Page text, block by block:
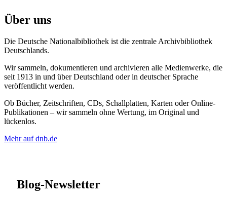
Über uns
Die Deutsche Nationalbibliothek ist die zentrale Archivbibliothek
Deutschlands.
Wir sammeln, dokumentieren und archivieren alle Medienwerke, die
seit 1913 in und über Deutschland oder in deutscher Sprache
veröffentlicht werden.
Ob Bücher, Zeitschriften, CDs, Schallplatten, Karten oder Online-
Publikationen – wir sammeln ohne Wertung, im Original und
lückenlos.
Mehr auf dnb.de
Blog-Newsletter